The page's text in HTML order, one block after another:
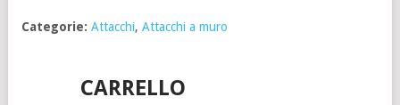
Categorie: Attacchi, Attacchi a muro
CARRELLO